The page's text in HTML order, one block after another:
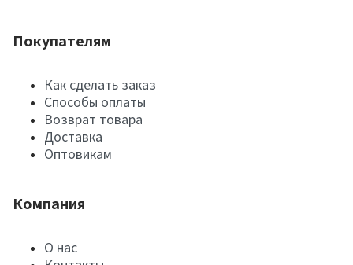
Покупателям
Как сделать заказ
Способы оплаты
Возврат товара
Доставка
Оптовикам
Компания
О нас